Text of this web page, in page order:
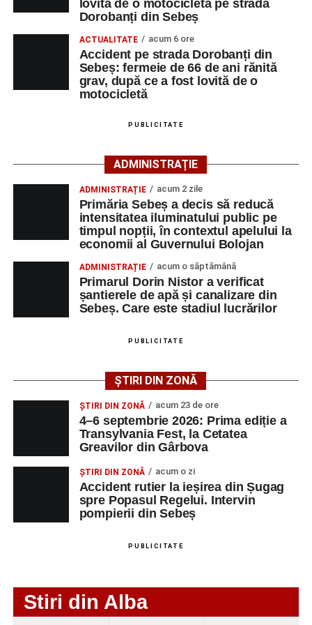
de 66 de ani rănită grav, după ce a fost lovită de o
motocicletă
4–6 septembrie 2026: Prima ediție a Transylvania
Fest, la Cetatea Greavilor din Gârbova
un echipaj de Terapie Intensivă Mobilă, pentru acordarea
primului ajutor medical și asigurarea măsurilor specifice.
Polițiștii s-au deplasat la fața locului pentru efectuarea
cercetărilor și stabilirea împrejurărilor exacte în care s-a
produs accidentul. De asemenea, aceștia acționează
66 ani, va fi transportată la UPU Alba Iulia”
Adaugă-ne ca sursă preferată
Urmărește-ne pe Google News
Ultimele știri din Sebeș
Femeie de 66 de ani, transportată în stare gravă la
strada Dorobanți din Sebeș
Accident pe strada Dorobanți din Sebeș: fermeie
de 66 de ani rănită grav, după ce a fost lovită de o
motocicletă
4–6 septembrie 2026: Prima ediție a Transylvania
Fest, la Cetatea Greavilor din Gârbova
lovită de o motocicletă pe strada
Dorobanți din Sebeș
ACTUALITATE acum 6 ore
Accident pe strada Dorobanți din
Sebeș: fermeie de 66 de ani rănită
grav, după ce a fost lovită de o
motocicletă
PUBLICITATE
ADMINISTRAȚIE
ADMINISTRAȚIE acum 2 zile
Primăria Sebeș a decis să reducă
intensitatea iluminatului public pe
timpul nopții, în contextul apelului la
economii al Guvernului Bolojan
ADMINISTRAȚIE acum o săptămână
Primarul Dorin Nistor a verificat
șantierele de apă și canalizare din
Sebeș. Care este stadiul lucrărilor
PUBLICITATE
ȘTIRI DIN ZONĂ
ȘTIRI DIN ZONĂ acum 23 de ore
4–6 septembrie 2026: Prima ediție a
Transylvania Fest, la Cetatea
Greavilor din Gârbova
ȘTIRI DIN ZONĂ acum o zi
Accident rutier la ieșirea din Șugag
spre Popasul Regelui. Intervin
pompierii din Sebeș
PUBLICITATE
Stiri din Alba